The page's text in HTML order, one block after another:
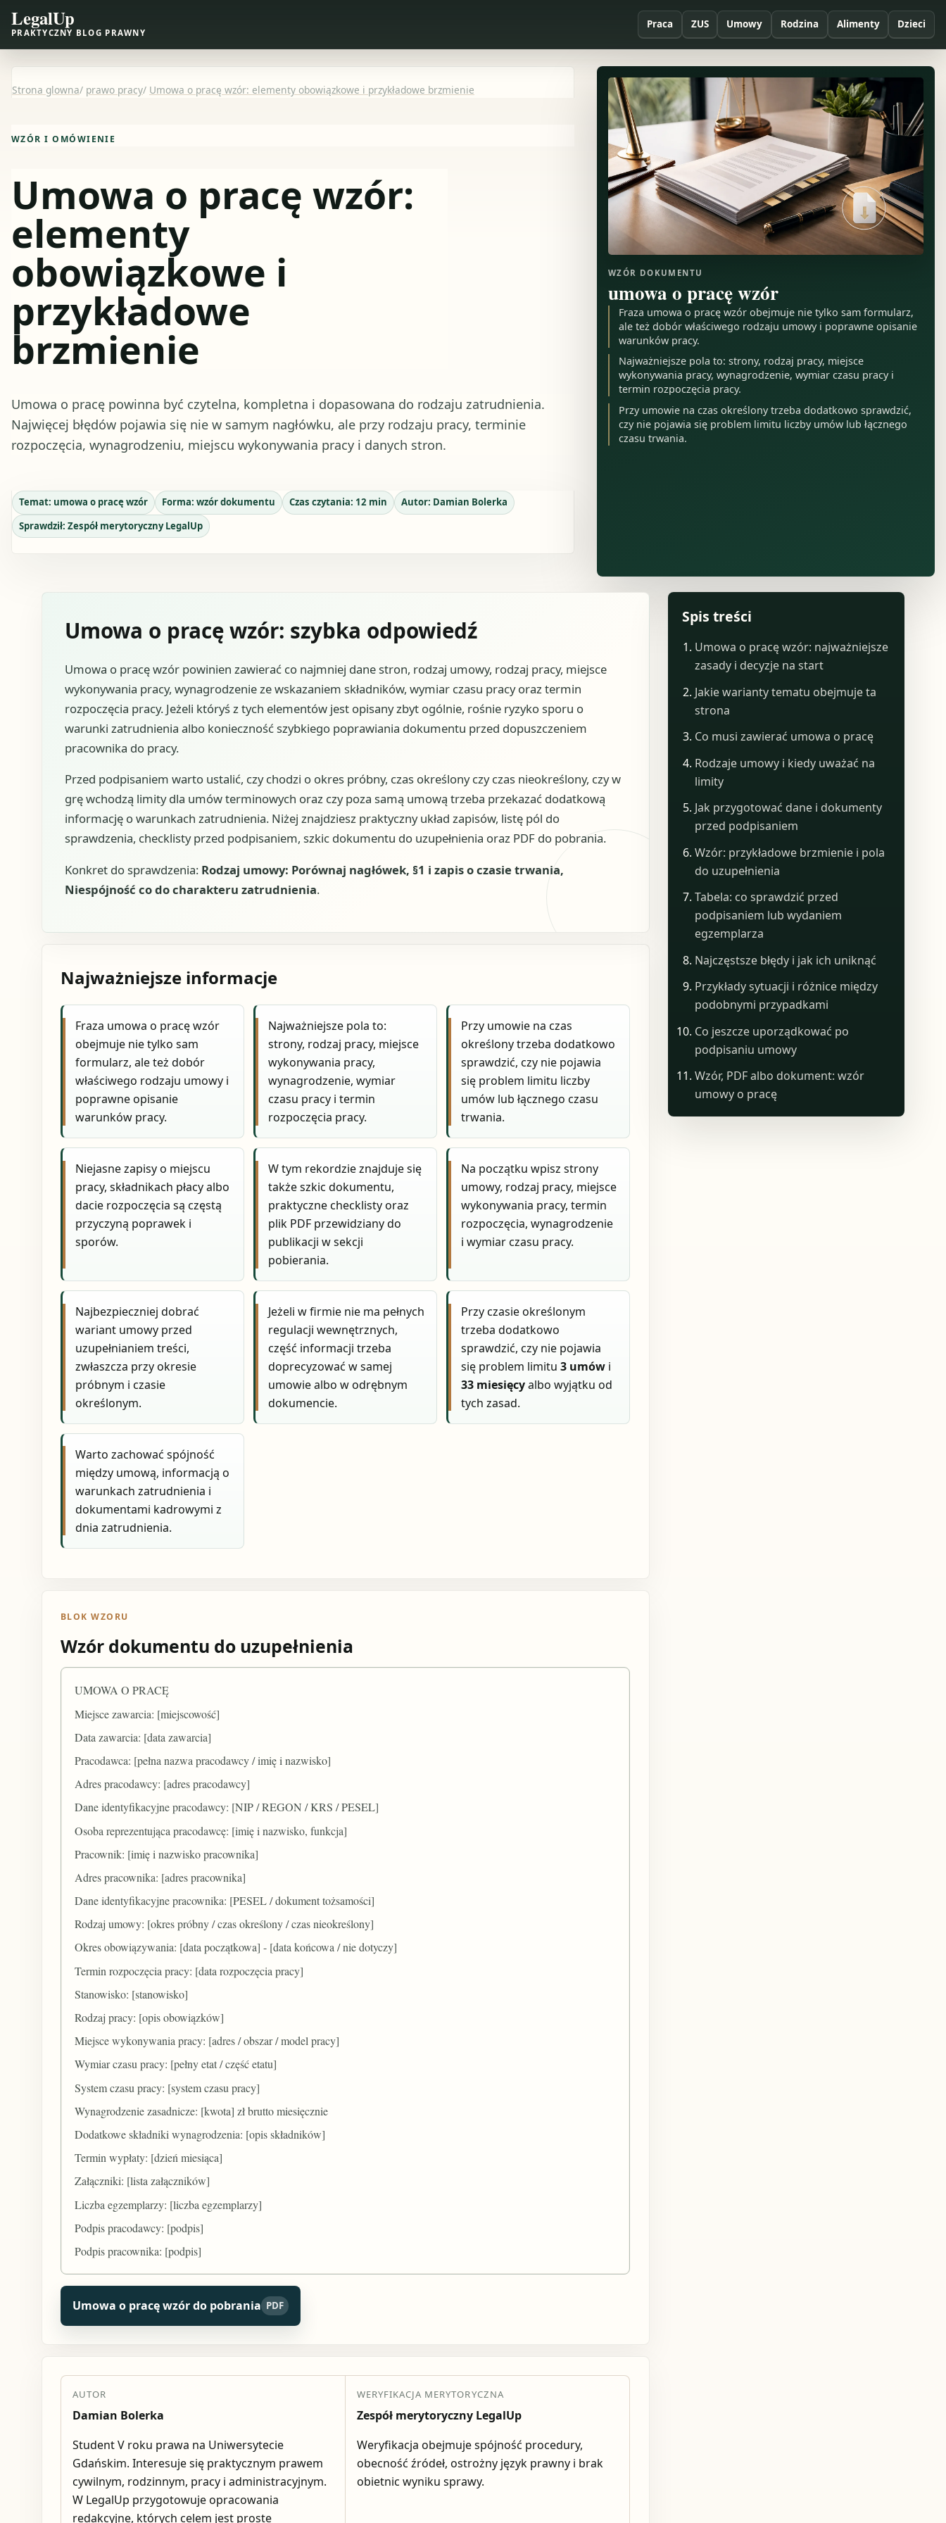
LegalUp
PRAKTYCZNY BLOG PRAWNY
Praca ZUS Umowy Rodzina Alimenty Dzieci
Strona glowna/ prawo pracy/ Umowa o pracę wzór: elementy obowiązkowe i przykładowe brzmienie
WZÓR I OMÓWIENIE
Umowa o pracę wzór:
elementy
obowiązkowe i
przykładowe
brzmienie
Umowa o pracę powinna być czytelna, kompletna i dopasowana do rodzaju zatrudnienia.
Najwięcej błędów pojawia się nie w samym nagłówku, ale przy rodzaju pracy, terminie
rozpoczęcia, wynagrodzeniu, miejscu wykonywania pracy i danych stron.
Temat: umowa o pracę wzór Forma: wzór dokumentu Czas czytania: 12 min Autor: Damian Bolerka
Sprawdził: Zespół merytoryczny LegalUp
WZÓR DOKUMENTU
umowa o pracę wzór
Fraza umowa o pracę wzór obejmuje nie tylko sam formularz,
ale też dobór właściwego rodzaju umowy i poprawne opisanie
warunków pracy.
Najważniejsze pola to: strony, rodzaj pracy, miejsce
wykonywania pracy, wynagrodzenie, wymiar czasu pracy i
termin rozpoczęcia pracy.
Przy umowie na czas określony trzeba dodatkowo sprawdzić,
czy nie pojawia się problem limitu liczby umów lub łącznego
czasu trwania.
Umowa o pracę wzór: szybka odpowiedź
Umowa o pracę wzór powinien zawierać co najmniej dane stron, rodzaj umowy, rodzaj pracy, miejsce
wykonywania pracy, wynagrodzenie ze wskazaniem składników, wymiar czasu pracy oraz termin
rozpoczęcia pracy. Jeżeli któryś z tych elementów jest opisany zbyt ogólnie, rośnie ryzyko sporu o
warunki zatrudnienia albo konieczność szybkiego poprawiania dokumentu przed dopuszczeniem
pracownika do pracy.
Przed podpisaniem warto ustalić, czy chodzi o okres próbny, czas określony czy czas nieokreślony, czy w
grę wchodzą limity dla umów terminowych oraz czy poza samą umową trzeba przekazać dodatkową
informację o warunkach zatrudnienia. Niżej znajdziesz praktyczny układ zapisów, listę pól do
sprawdzenia, checklisty przed podpisaniem, szkic dokumentu do uzupełnienia oraz PDF do pobrania.
Konkret do sprawdzenia: Rodzaj umowy: Porównaj nagłówek, §1 i zapis o czasie trwania,
Niespójność co do charakteru zatrudnienia.
Najważniejsze informacje
Fraza umowa o pracę wzór
obejmuje nie tylko sam
formularz, ale też dobór
właściwego rodzaju umowy i
poprawne opisanie
warunków pracy.
Najważniejsze pola to:
strony, rodzaj pracy, miejsce
wykonywania pracy,
wynagrodzenie, wymiar
czasu pracy i termin
rozpoczęcia pracy.
Przy umowie na czas
określony trzeba dodatkowo
sprawdzić, czy nie pojawia
się problem limitu liczby
umów lub łącznego czasu
trwania.
Niejasne zapisy o miejscu
pracy, składnikach płacy albo
dacie rozpoczęcia są częstą
przyczyną poprawek i
sporów.
W tym rekordzie znajduje się
także szkic dokumentu,
praktyczne checklisty oraz
plik PDF przewidziany do
publikacji w sekcji
pobierania.
Na początku wpisz strony
umowy, rodzaj pracy, miejsce
wykonywania pracy, termin
rozpoczęcia, wynagrodzenie
i wymiar czasu pracy.
Najbezpieczniej dobrać
wariant umowy przed
uzupełnianiem treści,
zwłaszcza przy okresie
próbnym i czasie
określonym.
Jeżeli w firmie nie ma pełnych
regulacji wewnętrznych,
część informacji trzeba
doprecyzować w samej
umowie albo w odrębnym
dokumencie.
Przy czasie określonym
trzeba dodatkowo
sprawdzić, czy nie pojawia
się problem limitu3 umów i
33 miesięcyalbo wyjątku od
tych zasad.
Warto zachować spójność
między umową, informacją o
warunkach zatrudnienia i
dokumentami kadrowymi z
dnia zatrudnienia.
BLOK WZORU
Wzór dokumentu do uzupełnienia
UMOWA O PRACĘ
Miejsce zawarcia: [miejscowość]
Data zawarcia: [data zawarcia]
Pracodawca: [pełna nazwa pracodawcy / imię i nazwisko]
Adres pracodawcy: [adres pracodawcy]
Dane identyfikacyjne pracodawcy: [NIP / REGON / KRS / PESEL]
Osoba reprezentująca pracodawcę: [imię i nazwisko, funkcja]
Pracownik: [imię i nazwisko pracownika]
Adres pracownika: [adres pracownika]
Dane identyfikacyjne pracownika: [PESEL / dokument tożsamości]
Rodzaj umowy: [okres próbny / czas określony / czas nieokreślony]
Okres obowiązywania: [data początkowa] - [data końcowa / nie dotyczy]
Termin rozpoczęcia pracy: [data rozpoczęcia pracy]
Stanowisko: [stanowisko]
Rodzaj pracy: [opis obowiązków]
Miejsce wykonywania pracy: [adres / obszar / model pracy]
Wymiar czasu pracy: [pełny etat / część etatu]
System czasu pracy: [system czasu pracy]
Wynagrodzenie zasadnicze: [kwota] zł brutto miesięcznie
Dodatkowe składniki wynagrodzenia: [opis składników]
Termin wypłaty: [dzień miesiąca]
Załączniki: [lista załączników]
Liczba egzemplarzy: [liczba egzemplarzy]
Podpis pracodawcy: [podpis]
Podpis pracownika: [podpis]
Umowa o pracę wzór do pobrania PDF
AUTOR
Damian Bolerka
Student V roku prawa na Uniwersytecie
Gdańskim. Interesuje się praktycznym prawem
cywilnym, rodzinnym, pracy i administracyjnym.
W LegalUp przygotowuje opracowania
redakcyjne, których celem jest proste
WERYFIKACJA MERYTORYCZNA
Zespół merytoryczny LegalUp
Weryfikacja obejmuje spójność procedury,
obecność źródeł, ostrożny język prawny i brak
obietnic wyniku sprawy.
Spis treści
Umowa o pracę wzór: najważniejsze
zasady i decyzje na start
Jakie warianty tematu obejmuje ta
strona
Co musi zawierać umowa o pracę
Rodzaje umowy i kiedy uważać na
limity
Jak przygotować dane i dokumenty
przed podpisaniem
Wzór: przykładowe brzmienie i pola
do uzupełnienia
Tabela: co sprawdzić przed
podpisaniem lub wydaniem
egzemplarza
Najczęstsze błędy i jak ich uniknąć
Przykłady sytuacji i różnice między
podobnymi przypadkami
Co jeszcze uporządkować po
podpisaniu umowy
Wzór, PDF albo dokument: wzór
umowy o pracę